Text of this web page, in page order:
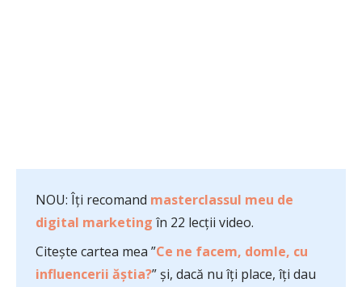
NOU: Îți recomand masterclassul meu de
digital marketing în 22 lecții video.
Citește cartea mea ”Ce ne facem, domle, cu
influencerii ăștia?” și, dacă nu îți place, îți dau